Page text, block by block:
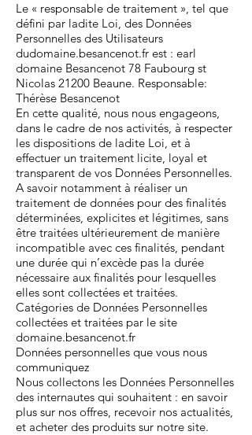
Le « responsable de traitement », tel que
défini par ladite Loi, des Données
Personnelles des Utilisateurs
dudomaine.besancenot.fr est : earl
domaine Besancenot 78 Faubourg st
Nicolas 21200 Beaune. Responsable:
Thérèse Besancenot
En cette qualité, nous nous engageons,
dans le cadre de nos activités, à respecter
les dispositions de ladite Loi, et à
effectuer un traitement licite, loyal et
transparent de vos Données Personnelles.
A savoir notamment à réaliser un
traitement de données pour des finalités
déterminées, explicites et légitimes, sans
être traitées ultérieurement de manière
incompatible avec ces finalités, pendant
une durée qui n’excède pas la durée
nécessaire aux finalités pour lesquelles
elles sont collectées et traitées.
Catégories de Données Personnelles
collectées et traitées par le site
domaine.besancenot.fr
Données personnelles que vous nous
communiquez
Nous collectons les Données Personnelles
des internautes qui souhaitent : en savoir
plus sur nos offres, recevoir nos actualités,
et acheter des produits sur notre site.